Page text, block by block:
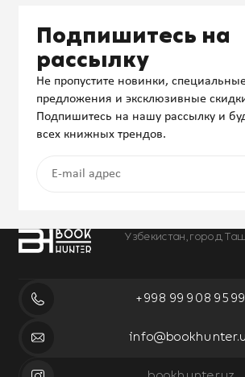
Узбекистан, город
+998 99 908 95 99
Подпишитесь на
рассылку
Не пропустите новинки,
предложения и эксклюзивные
Подпишитесь на нашу рассылку и
всех книжных трендов.